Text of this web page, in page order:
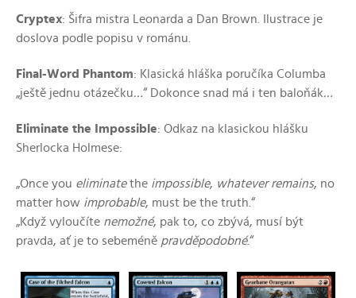
Cryptex: Šifra mistra Leonarda a Dan Brown. Ilustrace je
doslova podle popisu v románu.
Final-Word Phantom: Klasická hláška poručíka Columba
„ještě jednu otázečku…“ Dokonce snad má i ten baloňák…
Eliminate the Impossible: Odkaz na klasickou hlášku
Sherlocka Holmese:
„Once you eliminatethe impossible, whatever remains, no
matter how improbable, must be the truth.“
„Když vyloučíte nemožné, pak to, co zbývá, musí být
pravda, ať je to sebeméně pravděpodobné.“